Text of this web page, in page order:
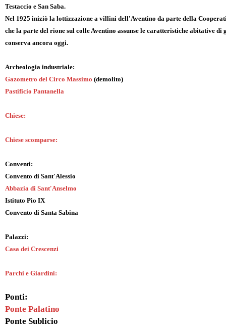
Testaccio e San Saba.
Nel 1925 iniziò la lottizzazione a villini dell'Aventino da parte della
che la parte del rione sul colle Aventino assunse le caratteristiche abitative di
conserva ancora oggi.
Archeologia industriale:
Gazometro del Circo Massimo (demolito)
Pastificio Pantanella
Chiese:
Chiese scomparse:
Conventi:
Convento di Sant'Alessio
Abbazia di Sant'Anselmo
Istituto Pio IX
Convento di Santa Sabina
Palazzi:
Casa dei Crescenzi
Parchi e Giardini:
Ponti:
Ponte Palatino
Ponte Sublicio